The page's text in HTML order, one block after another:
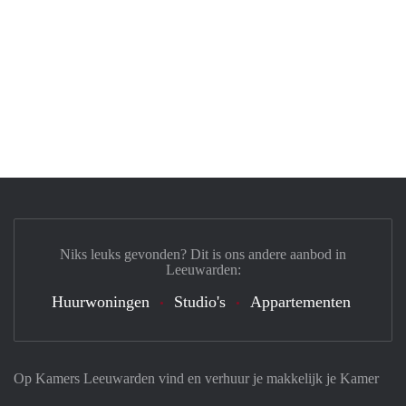
Op Kamers Leeuwarden vind en verhuur je makkelijk je Kamer
Niks leuks gevonden? Dit is ons andere aanbod in
Leeuwarden:
Huurwoningen Studio's Appartementen